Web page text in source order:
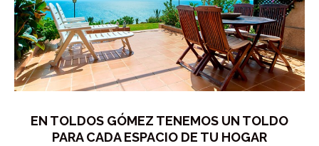
EN TOLDOS GÓMEZ TENEMOS UN TOLDO
PARA CADA ESPACIO DE TU HOGAR